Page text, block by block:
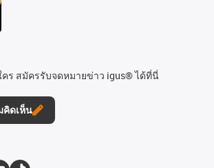
ร สมัครรับจดหมายข่าว igus® ได้ที่นี่
คิดเห็น